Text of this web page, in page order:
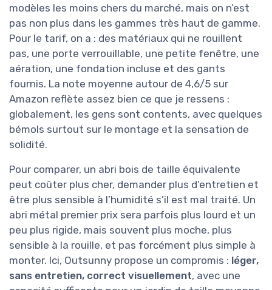
modèles les moins chers du marché, mais on n’est
pas non plus dans les gammes très haut de gamme.
Pour le tarif, on a : des matériaux qui ne rouillent
pas, une porte verrouillable, une petite fenêtre, une
aération, une fondation incluse et des gants
fournis. La note moyenne autour de 4,6/5 sur
Amazon reflète assez bien ce que je ressens :
globalement, les gens sont contents, avec quelques
bémols surtout sur le montage et la sensation de
solidité.
Pour comparer, un abri bois de taille équivalente
peut coûter plus cher, demander plus d’entretien et
être plus sensible à l’humidité s’il est mal traité. Un
abri métal premier prix sera parfois plus lourd et un
peu plus rigide, mais souvent plus moche, plus
sensible à la rouille, et pas forcément plus simple à
monter. Ici, Outsunny propose un compromis : léger,
sans entretien, correct visuellement, avec une